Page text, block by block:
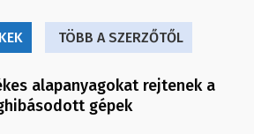
TÖBB A SZERZŐTŐL
alapanyagokat rejtenek a
gépek